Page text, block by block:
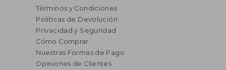
Términos y Condiciones
Políticas de Devolución
Privacidad y Seguridad
Cómo Comprar
Nuestras Formas de Pago
Opiniones de Clientes